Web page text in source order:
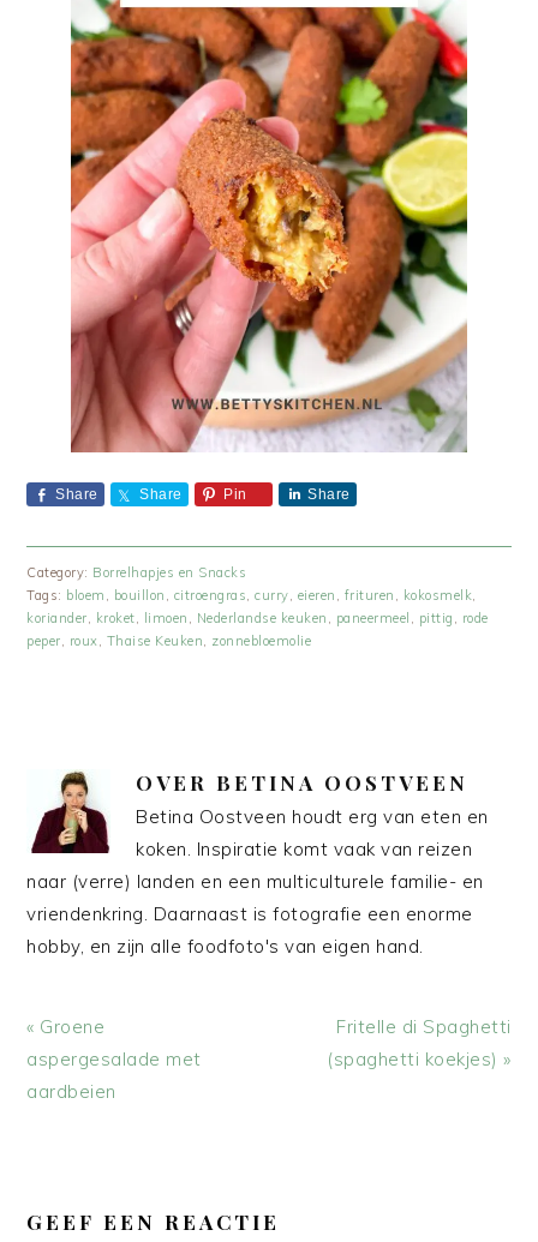
Share Share Pin Share
Category: Borrelhapjes en Snacks
Tags: bloem , bouillon , citroengras,curry, eieren , frituren , kokosmelk,
koriander, kroket, limoen , Nederlandse keuken , paneermeel , pittig , rode
peper, roux, Thaise Keuken, zonnebloemolie
OVER BETINA OOSTVEEN
Betina Oostveen houdt erg van eten en
koken. Inspiratie komt vaak van reizen
naar (verre) landen en een multiculturele familie- en
vriendenkring. Daarnaast is fotografie een enorme
hobby, en zijn alle foodfoto's van eigen hand.
Vorig
bericht:
« Groene
aspergesalade met
aardbeien
Volgend
bericht:
Fritelle di Spaghetti
(spaghetti koekjes) »
INTERACTIES
GEEF EEN REACTIE